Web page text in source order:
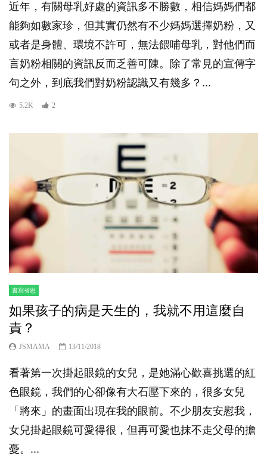
近年，有關母乳好處的資訊多不勝數，相信媽媽們都
能夠如數家珍，但其實仍然有不少媽媽選擇奶粉，又
或者是身體、環境不許可，無法餵哺母乳，對他們而
言奶粉相關的資訊反而乏善可陳。除了常見的宣傳字
句之外，到底我們對奶粉認識又有幾多？...
5.2K 2
書寫省思
如果孩子的病是天生的，我就不用這麼自
責？
JSMAMA 13/11/2018
看著第一次掛起眼鏡的女兒，是她滿心歡喜挑選的紅
色眼鏡，我們的心卻像有大石壓下來的，很多女兒
「將來」的畫面出現在我的眼前。不少朋友安慰我，
女兒掛起眼鏡可愛得很，但再可愛也抹不走父母的擔
憂。...